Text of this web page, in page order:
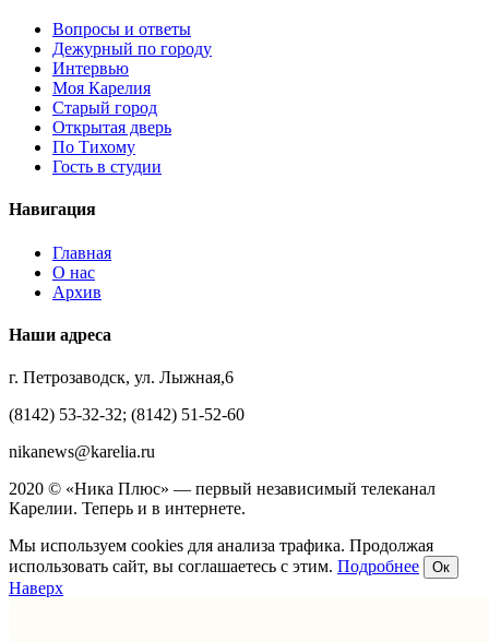
Вопросы и ответы
Дежурный по городу
Интервью
Моя Карелия
Старый город
Открытая дверь
По Тихому
Гость в студии
Навигация
Главная
О нас
Архив
Наши адреса
г. Петрозаводск, ул. Лыжная,6
(8142) 53-32-32; (8142) 51-52-60
nikanews@karelia.ru
2020 © «Ника Плюс» — первый независимый телеканал
Карелии. Теперь и в интернете.
Мы используем cookies для анализа трафика. Продолжая
использовать сайт, вы соглашаетесь с этим. Подробнее Ок
Наверх